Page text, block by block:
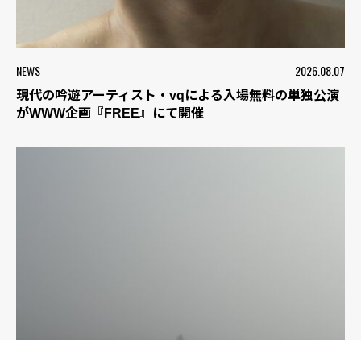
NEWS 2026.08.07
現代の吟遊アーティスト・vqによる入場無料の単独公演
がWWW企画『FREE』にて開催